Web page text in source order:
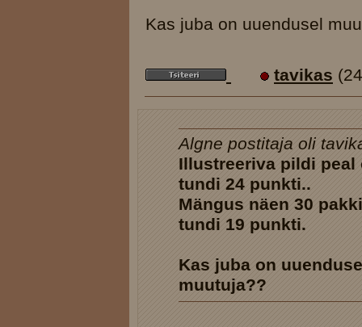
Kas juba on uuendusel
tavikas
Algne postitaja oli
Illustreeriva pildi peal
tundi 24 punkti..
Mängus näen 30
tundi 19 punkti.
Kas juba on
muutuja??